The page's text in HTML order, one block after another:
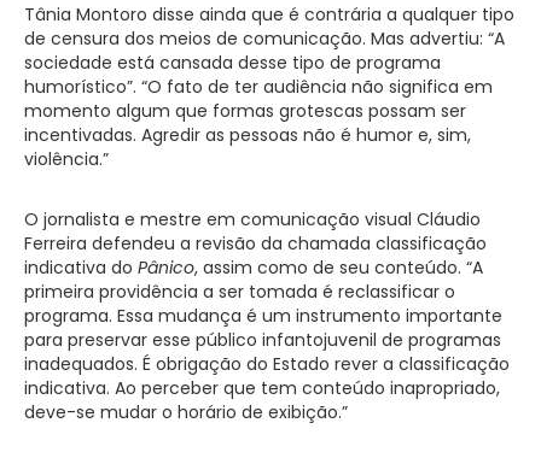
Tânia Montoro disse ainda que é contrária a qualquer tipo
de censura dos meios de comunicação. Mas advertiu: “A
sociedade está cansada desse tipo de programa
humorístico”. “O fato de ter audiência não significa em
momento algum que formas grotescas possam ser
incentivadas. Agredir as pessoas não é humor e, sim,
violência.”
O jornalista e mestre em comunicação visual Cláudio
Ferreira defendeu a revisão da chamada classificação
indicativa do Pânico, assim como de seu conteúdo. “A
primeira providência a ser tomada é reclassificar o
programa. Essa mudança é um instrumento importante
para preservar esse público infantojuvenil de programas
inadequados. É obrigação do Estado rever a classificação
indicativa. Ao perceber que tem conteúdo inapropriado,
deve-se mudar o horário de exibição.”